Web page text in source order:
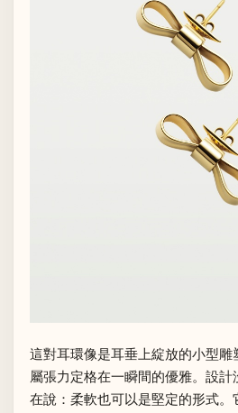
這對耳環像是耳垂上綻放的小型雕
屬張力定格在一瞬間的優雅。設
在說：柔軟也可以是堅定的形式。